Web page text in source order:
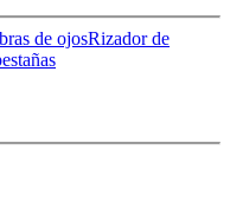
de ojosRizador de